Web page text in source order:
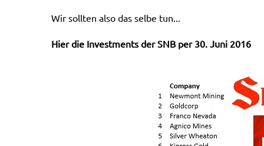
Wir sollten also das selbe tun...
Hier die Investments der SNB per 30. Juni 2016